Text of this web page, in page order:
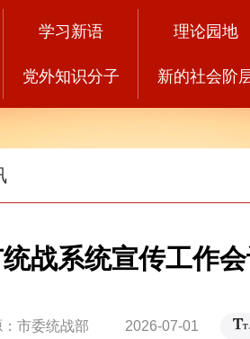
学习新语
党外知识分子
理论园地
新的社会阶
战系统宣传工作
：市委统战部 2026-07-01